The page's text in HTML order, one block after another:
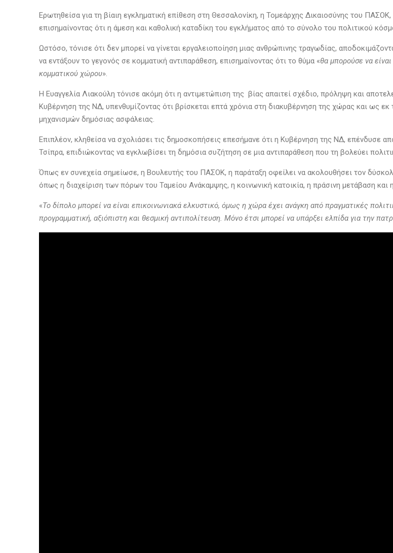
Ερωτηθείσα για τη βίαιη εγκληματική επίθεση στη Θεσσαλονίκη, η Τομεάρχης Δικαιοσύνης του
επισημαίνοντας ότι η άμεση και καθολική καταδίκη του εγκλήματος από το σύνολο του πολιτικού
Ωστόσο, τόνισε ότι δεν μπορεί να γίνεται εργαλειοποίηση μιας ανθρώπινης τραγωδίας,
να εντάξουν το γεγονός σε κομματική αντιπαράθεση, επισημαίνοντας ότι το θύμα «θα μπορούσε να
κομματικού χώρου».
Η Ευαγγελία Λιακούλη τόνισε ακόμη ότι η αντιμετώπιση της βίας απαιτεί σχέδιο, πρόληψη και
Κυβέρνηση της ΝΔ, υπενθυμίζοντας ότι βρίσκεται επτά χρόνια στη διακυβέρνηση της χώρας και ως
μηχανισμών δημόσιας ασφάλειας.
Επιπλέον, κληθείσα να σχολιάσει τις δημοσκοπήσεις επεσήμανε ότι η Κυβέρνηση της ΝΔ, επένδυσε
Τσίπρα, επιδιώκοντας να εγκλωβίσει τη δημόσια συζήτηση σε μια αντιπαράθεση που τη βολεύει
Όπως εν συνεχεία σημείωσε, η Βουλευτής του ΠΑΣΟΚ, η παράταξη οφείλει να ακολουθήσει τον
όπως η διαχείριση των πόρων του Ταμείου Ανάκαμψης, η κοινωνική κατοικία, η πράσινη μετάβαση και
«Το δίπολο μπορεί να είναι επικοινωνιακά ελκυστικό, όμως η χώρα έχει ανάγκη από πραγματικές
προγραμματική, αξιόπιστη και θεσμική αντιπολίτευση. Μόνο έτσι μπορεί να υπάρξει ελπίδα για την